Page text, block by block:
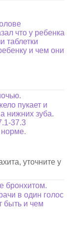
что у ребенка
таблетки
и чем они
пукает и
нижних зуба.
37.3
норме.
уточните у
бронхитом.
в один голос
быть и чем